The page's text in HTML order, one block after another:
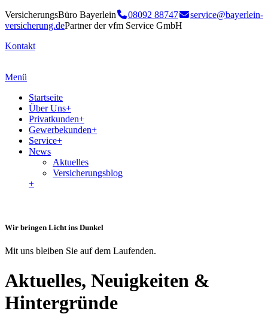
VersicherungsBüro Bayerlein 08092 88747
service@bayerlein-
versicherung.dePartner der vfm Service GmbH
Kontakt
Menü
Startseite
Über Uns+
Privatkunden+
Gewerbekunden+
Service+
News
Aktuelles
Versicherungsblog
+
Wir bringen Licht ins Dunkel
Mit uns bleiben Sie auf dem Laufenden.
Aktuelles, Neuigkeiten &
Hintergründe